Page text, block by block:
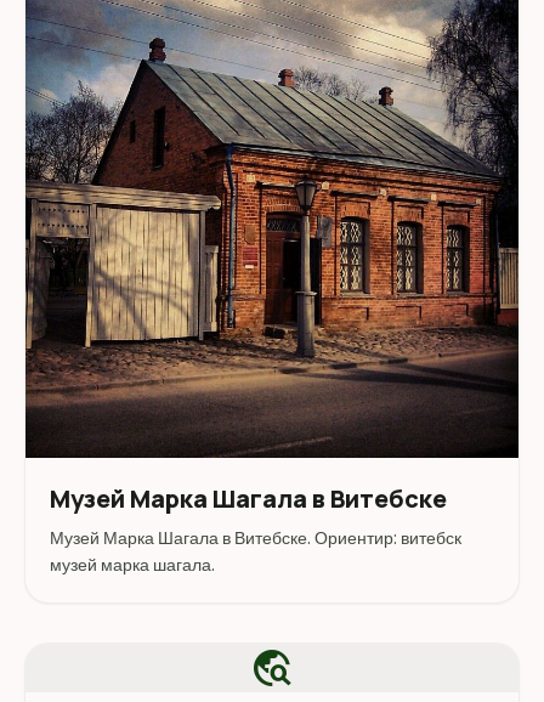
Музей Марка Шагала в Витебске
Музей Марка Шагала в Витебске. Ориентир: витебск
музей марка шагала.
travel_explore